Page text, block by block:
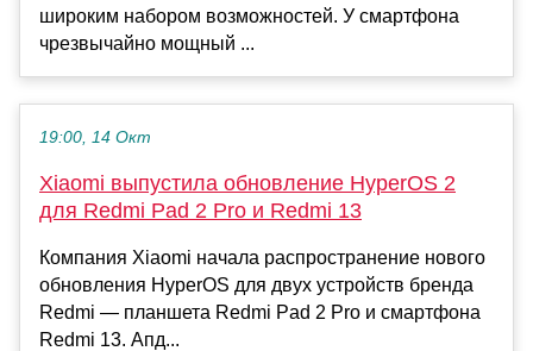
широким набором возможностей. У смартфона
чрезвычайно мощный ...
19:00, 14 Окт
Xiaomi выпустила обновление HyperOS 2
для Redmi Pad 2 Pro и Redmi 13
Компания Xiaomi начала распространение нового
обновления HyperOS для двух устройств бренда
Redmi — планшета Redmi Pad 2 Pro и смартфона
Redmi 13. Апд...